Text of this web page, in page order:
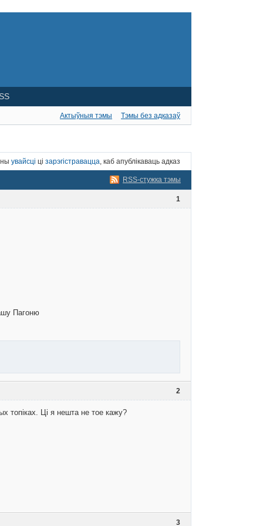
Актыўныя тэмы Тэмы без адказаў
увайсці ці зарэгістравацца , каб апублікаваць адказ
RSS-стужка тэмы
1
Пагоню
2
топіках. Ці я нешта не тое кажу?
3